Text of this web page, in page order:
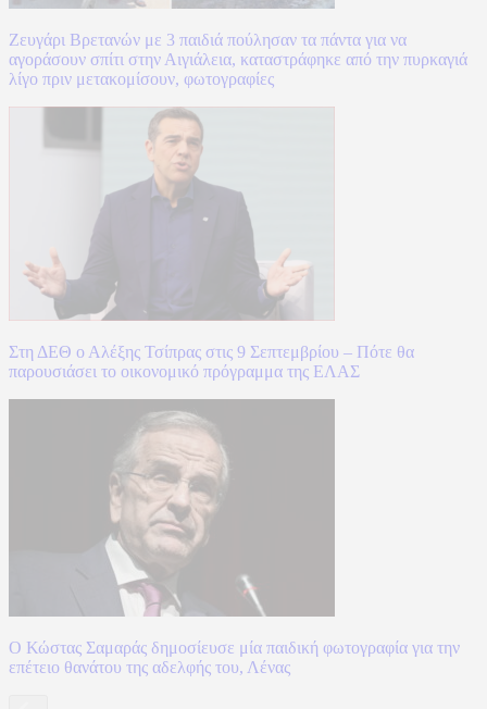
Ζευγάρι Βρετανών με 3 παιδιά πούλησαν τα πάντα για να
αγοράσουν σπίτι στην Αιγιάλεια, καταστράφηκε από την πυρκαγιά
λίγο πριν μετακομίσουν, φωτογραφίες
Στη ΔΕΘ ο Αλέξης Τσίπρας στις 9 Σεπτεμβρίου – Πότε θα
παρουσιάσει το οικονομικό πρόγραμμα της ΕΛΑΣ
Ο Κώστας Σαμαράς δημοσίευσε μία παιδική φωτογραφία για την
επέτειο θανάτου της αδελφής του, Λένας